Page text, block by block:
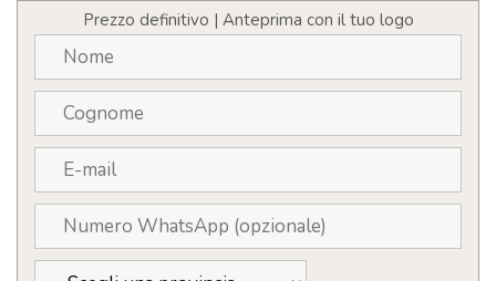
1200
quantità
Prezzo definitivo | Anteprima con il tuo logo